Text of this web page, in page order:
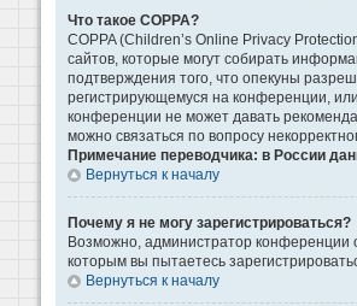
Что такое COPPA?
COPPA (Children’s Online Privacy
сайтов, которые могут собирать
подтверждения того, что опекуны
регистрирующемуся на конференции,
конференции не может давать
можно связаться по вопросу
Примечание переводчика: в России
Вернуться к началу
Почему я не могу зарегистрироваться?
Возможно, администратор конференции
которым вы пытаетесь
Вернуться к началу